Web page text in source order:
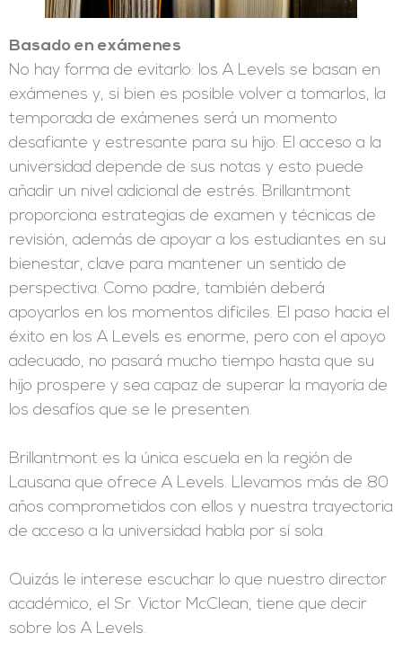
Basado en exámenes
No hay forma de evitarlo: los A Levels se basan en
exámenes y, si bien es posible volver a tomarlos, la
temporada de exámenes será un momento
desafiante y estresante para su hijo. El acceso a la
universidad depende de sus notas y esto puede
añadir un nivel adicional de estrés. Brillantmont
proporciona estrategias de examen y técnicas de
revisión, además de apoyar a los estudiantes en su
bienestar, clave para mantener un sentido de
perspectiva. Como padre, también deberá
apoyarlos en los momentos difíciles. El paso hacia el
éxito en los A Levels es enorme, pero con el apoyo
adecuado, no pasará mucho tiempo hasta que su
hijo prospere y sea capaz de superar la mayoría de
los desafíos que se le presenten.
Brillantmont es la única escuela en la región de
Lausana que ofrece A Levels. Llevamos más de 80
años comprometidos con ellos y nuestra trayectoria
de acceso a la universidad habla por sí sola.
Quizás le interese escuchar lo que nuestro director
académico, el Sr. Victor McClean, tiene que decir
sobre los A Levels.